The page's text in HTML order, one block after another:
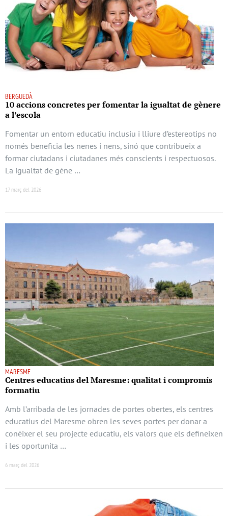
BERGUEDÀ
10 accions concretes per fomentar la igualtat de gènere
a l’escola
Fomentar un entorn educatiu inclusiu i lliure d’estereotips no
només beneficia les nenes i nens, sinó que contribueix a
formar ciutadans i ciutadanes més conscients i respectuosos.
La igualtat de gène …
17 març del 2026
MARESME
Centres educatius del Maresme: qualitat i compromís
formatiu
Amb l’arribada de les jornades de portes obertes, els centres
educatius del Maresme obren les seves portes per donar a
conèixer el seu projecte educatiu, els valors que els defineixen
i les oportunita …
6 març del 2026